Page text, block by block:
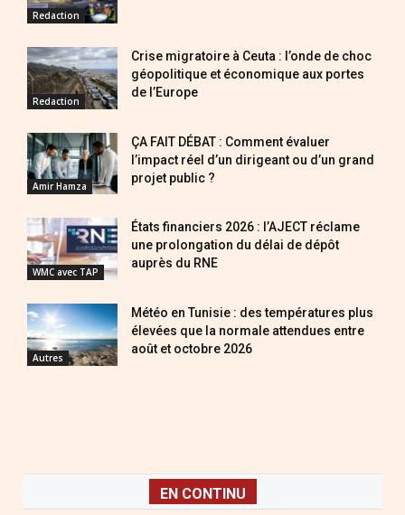
Redaction
Redaction
Crise migratoire à Ceuta : l’onde de choc
géopolitique et économique aux portes
de l’Europe
Amir Hamza
ÇA FAIT DÉBAT : Comment évaluer
l’impact réel d’un dirigeant ou d’un grand
projet public ?
WMC avec TAP
États financiers 2026 : l’AJECT réclame
une prolongation du délai de dépôt
auprès du RNE
Autres
Météo en Tunisie : des températures plus
élevées que la normale attendues entre
août et octobre 2026
EN CONTINU